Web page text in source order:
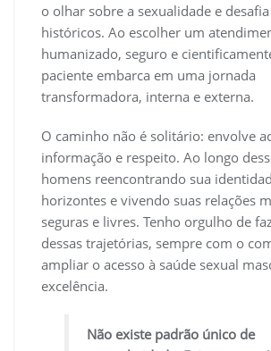
o olhar sobre a sexualidade e
históricos. Ao escolher um
humanizado, seguro e
paciente embarca em uma jornada
transformadora, interna e externa.
O caminho não é solitário: envolve
informação e respeito. Ao longo
homens reencontrando sua
horizontes e vivendo suas relações
seguras e livres. Tenho orgulho de
dessas trajetórias, sempre com o
ampliar o acesso à saúde sexual
excelência.
Não existe padrão único de